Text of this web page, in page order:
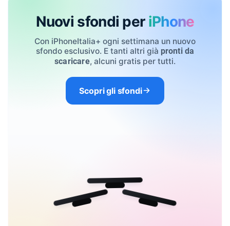
Nuovi sfondi per iPhone
Con iPhoneItalia+ ogni settimana un nuovo
sfondo esclusivo. E tanti altri già pronti da
scaricare, alcuni gratis per tutti.
Scopri gli sfondi